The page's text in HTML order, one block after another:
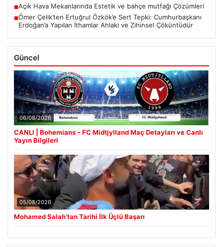
■Açık Hava Mekanlarında Estetik ve bahçe mutfağı Çözümleri
■Ömer Çelik’ten Ertuğrul Özkök’e Sert Tepki: Cumhurbaşkanı
Erdoğan’a Yapılan İthamlar Ahlaki ve Zihinsel Çöküntüdür
Güncel
06/08/2026
CANLI | Bohemians – FC Midtjylland Maç Detayları ve Canlı
Yayın Bilgileri
05/08/2026
Mohamed Salah’tan Tarihi İlk Üçlü Başarı